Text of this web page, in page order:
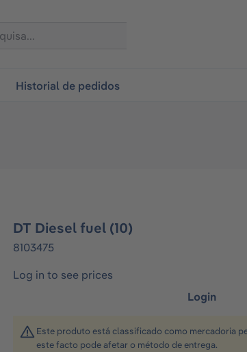
Historial de pedidos
DT Diesel fuel (10)
8103475
Log in to see prices
Login
Este produto está classificado como mercadoria
este facto pode afetar o método de entrega.